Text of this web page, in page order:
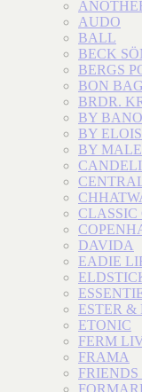
AUDO
BALL
BECK
BERGS
BON
BRDR.
BY
BY
BY
CLASSIC
DAVIDA
EADIE
ESTER &
ETONIC
FERM
FRAMA